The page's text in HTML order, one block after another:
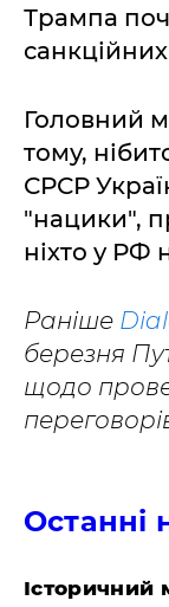
Трампа
Головний
тому,
СРСР
"нацики",
ніхто у РФ
Раніше
березня
щодо
Останні
Історичний